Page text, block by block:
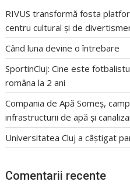
RIVUS transformă fosta
centru cultural și de
Când luna devine o întrebare
SportinCluj: Cine este
româna la 2 ani
Compania de Apă Someș,
infrastructurii de apă și
Universitatea Cluj a câștigat
Comentarii recente